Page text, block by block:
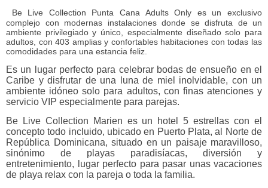
Be Live Collection Punta Cana Adults Only es un exclusivo
complejo con modernas instalaciones donde se disfruta de un
ambiente privilegiado y único, especialmente diseñado solo para
adultos, con 403 amplias y confortables habitaciones con todas las
comodidades para una estancia feliz.
Es un lugar perfecto para celebrar bodas de ensueño en el
Caribe y disfrutar de una luna de miel inolvidable, con un
ambiente idóneo solo para adultos, con finas atenciones y
servicio VIP especialmente para parejas.
Be Live Collection Marien es un hotel 5 estrellas con el
concepto todo incluido, ubicado en Puerto Plata, al Norte de
República Dominicana, situado en un paisaje maravilloso,
sinónimo de playas paradisíacas, diversión y
entretenimiento, lugar perfecto para pasar unas vacaciones
de playa relax con la pareja o toda la familia.